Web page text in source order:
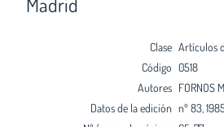
Clase Artículos
Código 0518
Autores FORNOS
Datos de la edición nº 83,